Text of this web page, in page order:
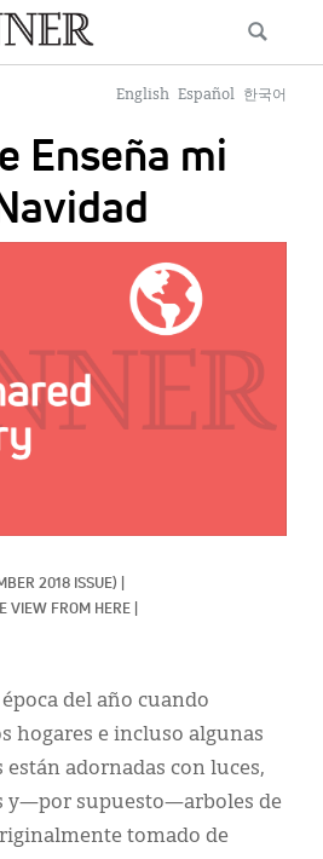
English Español 한국어
Enseña mi
2018 ISSUE)
VIEW FROM HERE
del año cuando
hogares e incluso algunas
están adornadas con luces,
y—por supuesto—arboles de
tomado de